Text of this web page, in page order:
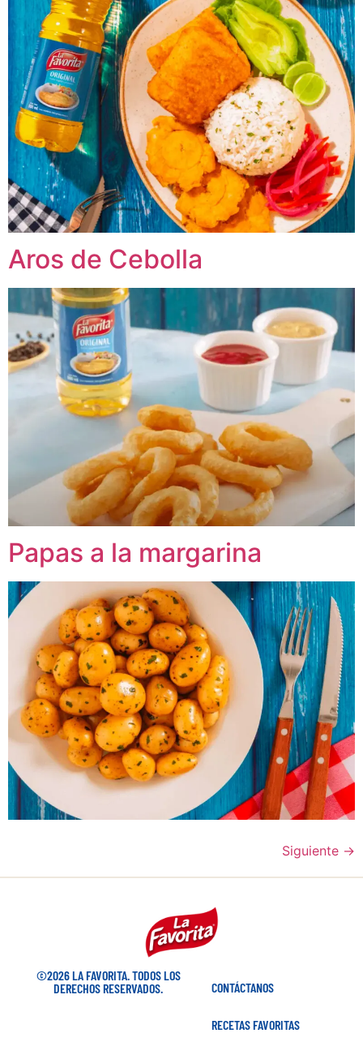
Aros de Cebolla
Papas a la margarina
Siguiente →
©2026 LA FAVORITA. TODOS LOS
DERECHOS RESERVADOS.
CONTÁCTANOS
RECETAS FAVORITAS